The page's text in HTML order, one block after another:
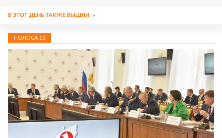
В ЭТОТ ДЕНЬ ТАКЖЕ ВЫШЛИ
ПОЛОСА 13